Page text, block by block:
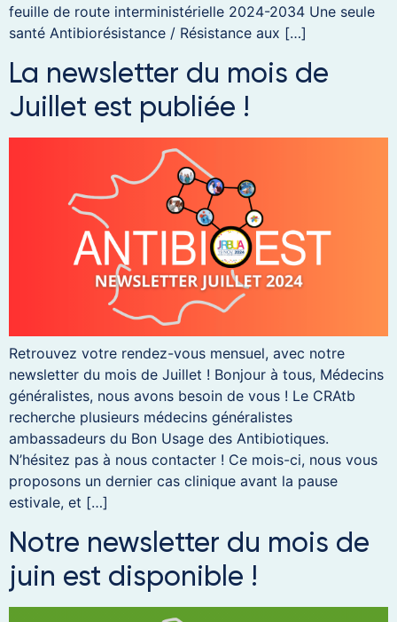
feuille de route interministérielle 2024-2034 Une seule
santé Antibiorésistance / Résistance aux […]
La newsletter du mois de
Juillet est publiée !
Retrouvez votre rendez-vous mensuel, avec notre
newsletter du mois de Juillet ! Bonjour à tous, Médecins
généralistes, nous avons besoin de vous ! Le CRAtb
recherche plusieurs médecins généralistes
ambassadeurs du Bon Usage des Antibiotiques.
N’hésitez pas à nous contacter ! Ce mois-ci, nous vous
proposons un dernier cas clinique avant la pause
estivale, et […]
Notre newsletter du mois de
juin est disponible !